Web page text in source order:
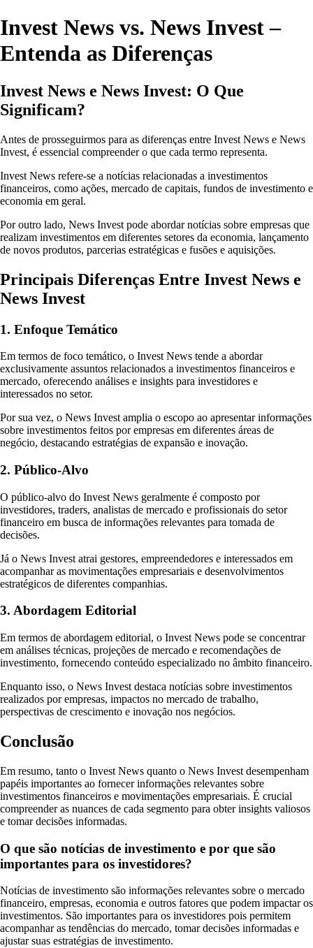
Invest News vs. News Invest –
Entenda as Diferenças
Invest News e News Invest: O Que
Significam?
Antes de prosseguirmos para as diferenças entre Invest News e News
Invest, é essencial compreender o que cada termo representa.
Invest News refere-se a notícias relacionadas a investimentos
financeiros, como ações, mercado de capitais, fundos de investimento e
economia em geral.
Por outro lado, News Invest pode abordar notícias sobre empresas que
realizam investimentos em diferentes setores da economia, lançamento
de novos produtos, parcerias estratégicas e fusões e aquisições.
Principais Diferenças Entre Invest News e
News Invest
1. Enfoque Temático
Em termos de foco temático, o Invest News tende a abordar
exclusivamente assuntos relacionados a investimentos financeiros e
mercado, oferecendo análises e insights para investidores e
interessados no setor.
Por sua vez, o News Invest amplia o escopo ao apresentar informações
sobre investimentos feitos por empresas em diferentes áreas de
negócio, destacando estratégias de expansão e inovação.
2. Público-Alvo
O público-alvo do Invest News geralmente é composto por
investidores, traders, analistas de mercado e profissionais do setor
financeiro em busca de informações relevantes para tomada de
decisões.
Já o News Invest atrai gestores, empreendedores e interessados em
acompanhar as movimentações empresariais e desenvolvimentos
estratégicos de diferentes companhias.
3. Abordagem Editorial
Em termos de abordagem editorial, o Invest News pode se concentrar
em análises técnicas, projeções de mercado e recomendações de
investimento, fornecendo conteúdo especializado no âmbito financeiro.
Enquanto isso, o News Invest destaca notícias sobre investimentos
realizados por empresas, impactos no mercado de trabalho,
perspectivas de crescimento e inovação nos negócios.
Conclusão
Em resumo, tanto o Invest News quanto o News Invest desempenham
papéis importantes ao fornecer informações relevantes sobre
investimentos financeiros e movimentações empresariais. É crucial
compreender as nuances de cada segmento para obter insights valiosos
e tomar decisões informadas.
O que são notícias de investimento e por que são
importantes para os investidores?
Notícias de investimento são informações relevantes sobre o mercado
financeiro, empresas, economia e outros fatores que podem impactar os
investimentos. São importantes para os investidores pois permitem
acompanhar as tendências do mercado, tomar decisões informadas e
ajustar suas estratégias de investimento.